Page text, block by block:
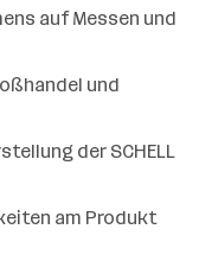
auf Messen und
und
der SCHELL
am Produkt